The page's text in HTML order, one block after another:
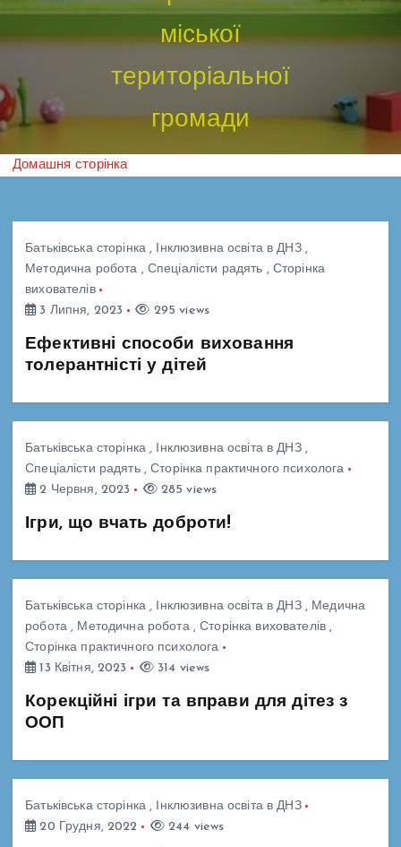
міської
територіальної
громади
Домашня сторінка
Батьківська сторінка, Інклюзивна освіта в ДНЗ,
Методична робота , Спеціалісти радять , Сторінка
вихователів
3 Липня, 2023
295 views
Ефективні способи виховання
толерантністі у дітей
Батьківська сторінка, Інклюзивна освіта в ДНЗ,
Спеціалісти радять,Сторінка практичного психолога
2 Червня, 2023
285 views
Ігри, що вчать доброти!
Батьківська сторінка, Інклюзивна освіта в ДНЗ, Медична
робота , Методична робота,Сторінка вихователів,
Сторінка практичного психолога
13 Квітня, 2023
314 views
Корекційні ігри та вправи для дітез з
ООП
Батьківська сторінка, Інклюзивна освіта в ДНЗ
20 Грудня, 2022
244 views